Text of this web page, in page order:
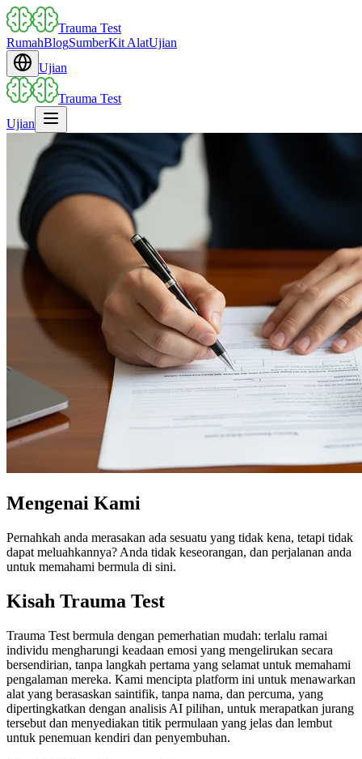
Trauma Test
RumahBlogSumberKit AlatUjian
Ujian
Trauma Test
Ujian
Mengenai Kami
Pernahkah anda merasakan ada sesuatu yang tidak kena, tetapi tidak
dapat meluahkannya? Anda tidak keseorangan, dan perjalanan anda
untuk memahami bermula di sini.
Kisah Trauma Test
Trauma Test bermula dengan pemerhatian mudah: terlalu ramai
individu mengharungi keadaan emosi yang mengelirukan secara
bersendirian, tanpa langkah pertama yang selamat untuk memahami
pengalaman mereka. Kami mencipta platform ini untuk menawarkan
alat yang berasaskan saintifik, tanpa nama, dan percuma, yang
dipertingkatkan dengan analisis AI pilihan, untuk merapatkan jurang
tersebut dan menyediakan titik permulaan yang jelas dan lembut
untuk penemuan kendiri dan penyembuhan.